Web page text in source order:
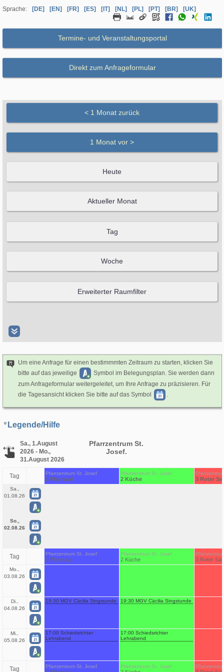
Sprache: [DE] [EN] [FR] [ES] [IT] [NL] [PL] [PT] [BR] [UK]
Termine- und Veranstaltungsportal
Direkt zum Anfrageformular
Um eine Anfrage für einen bestimmmten Zeitraum zu starten, klicken Sie
bitte auf das jeweilige
Symbol im Belegungsplan. Sie werden dann
zum Anfrageformular weitergeleitet, um Ihre Anfrage zu präzisieren. Für
die Tagesansicht klicken Sie bitte auf das Symbol
Legende/Hilfe
Sa., 1.August
2026 - Mo.,
31.August 2026
Pfarrzentrum St.
Josef.
Tag Pfarrzentrum St. Josef
1 Pfarrsaal
Pfarrzentrum St. Josef
2 Küche 3 Roter
Sa.,
01.08.26
So.,
02.08.26
Tag Pfarrzentrum St. Josef
1 Pfarrsaal
Pfarrzentrum St. Josef
2 Küche 3 Roter
Mo.,
03.08.26
Di.,
04.08.26
19:30 MGV Cäcilia Singstunde 19:30 MGV Cäcilia Singstunde
Mi.,
05.08.26
17:00 Schiedsrichter
Lehrabend
17:00 Schiedsrichter
Lehrabend
Tag Pfarrzentrum St. Josef Pfarrzentrum St. Josef